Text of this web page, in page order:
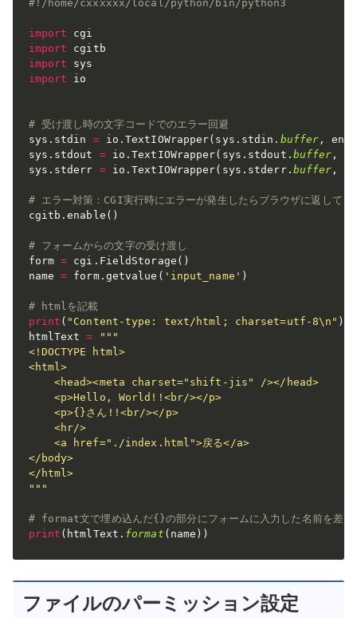
#!/home/cxxxxxx/local/python/bin/python3
import
import
import
import io
# 受け渡し時の文字コードでのエラー回避
sys . stdin = io .TextIOWrapper( sys . stdin . buffer ,
sys . stdout = io .TextIOWrapper( sys . stdout . buffer ,
sys . stderr = io .TextIOWrapper( sys . stderr. buffer ,
# エラー対策：CGI実行時にエラーが発生したらブラウザに返してく
cgitb .enable ( )
# フォームからの文字の受け渡し
form = cgi . FieldStorage ( )
name = form. getvalue ( 'input_name' )
# htmlを記載
print ( "Content-type: text/html; charset=utf-8\n" )
htmlText =
"""
<!DOCTYPE html>
<html>
    <head><meta charset="shift-jis" /></head>
    <p>Hello, World!!<br/></p>
    <p>{}さん!!<br/></p>
    <hr/>
    <a href="./index.html">戻る</a>
</body>
</html>
"""
# format文で埋め込んだ{}の部分にフォームに入力した名前を差し
print ( htmlText . format ( name ) )
ファイルのパーミッション設定